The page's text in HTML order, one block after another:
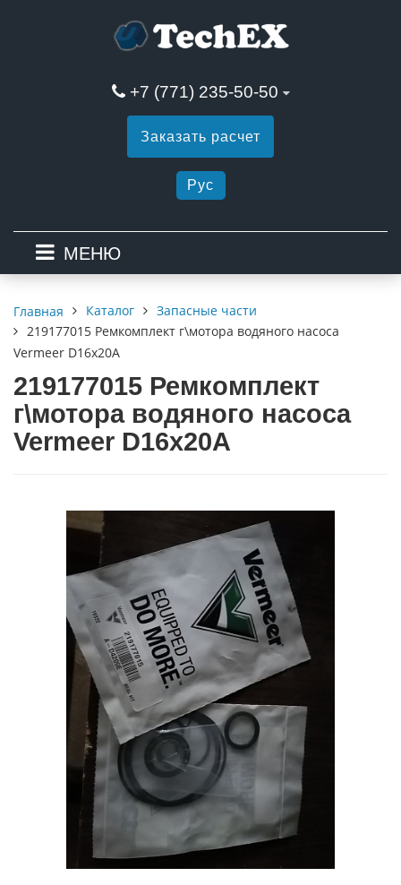
+7 (771) 235-50-50
Заказать расчет
Рус
МЕНЮ
Главная Каталог
Запасные части
219177015 Ремкомплект г\мотора водяного насоса
Vermeer D16x20A
219177015 Ремкомплект
г\мотора водяного насоса
Vermeer D16x20A